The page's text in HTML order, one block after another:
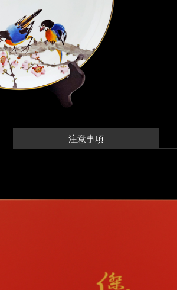
注意事項